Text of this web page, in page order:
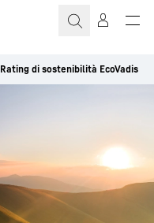
Rating di sostenibilità EcoVadis